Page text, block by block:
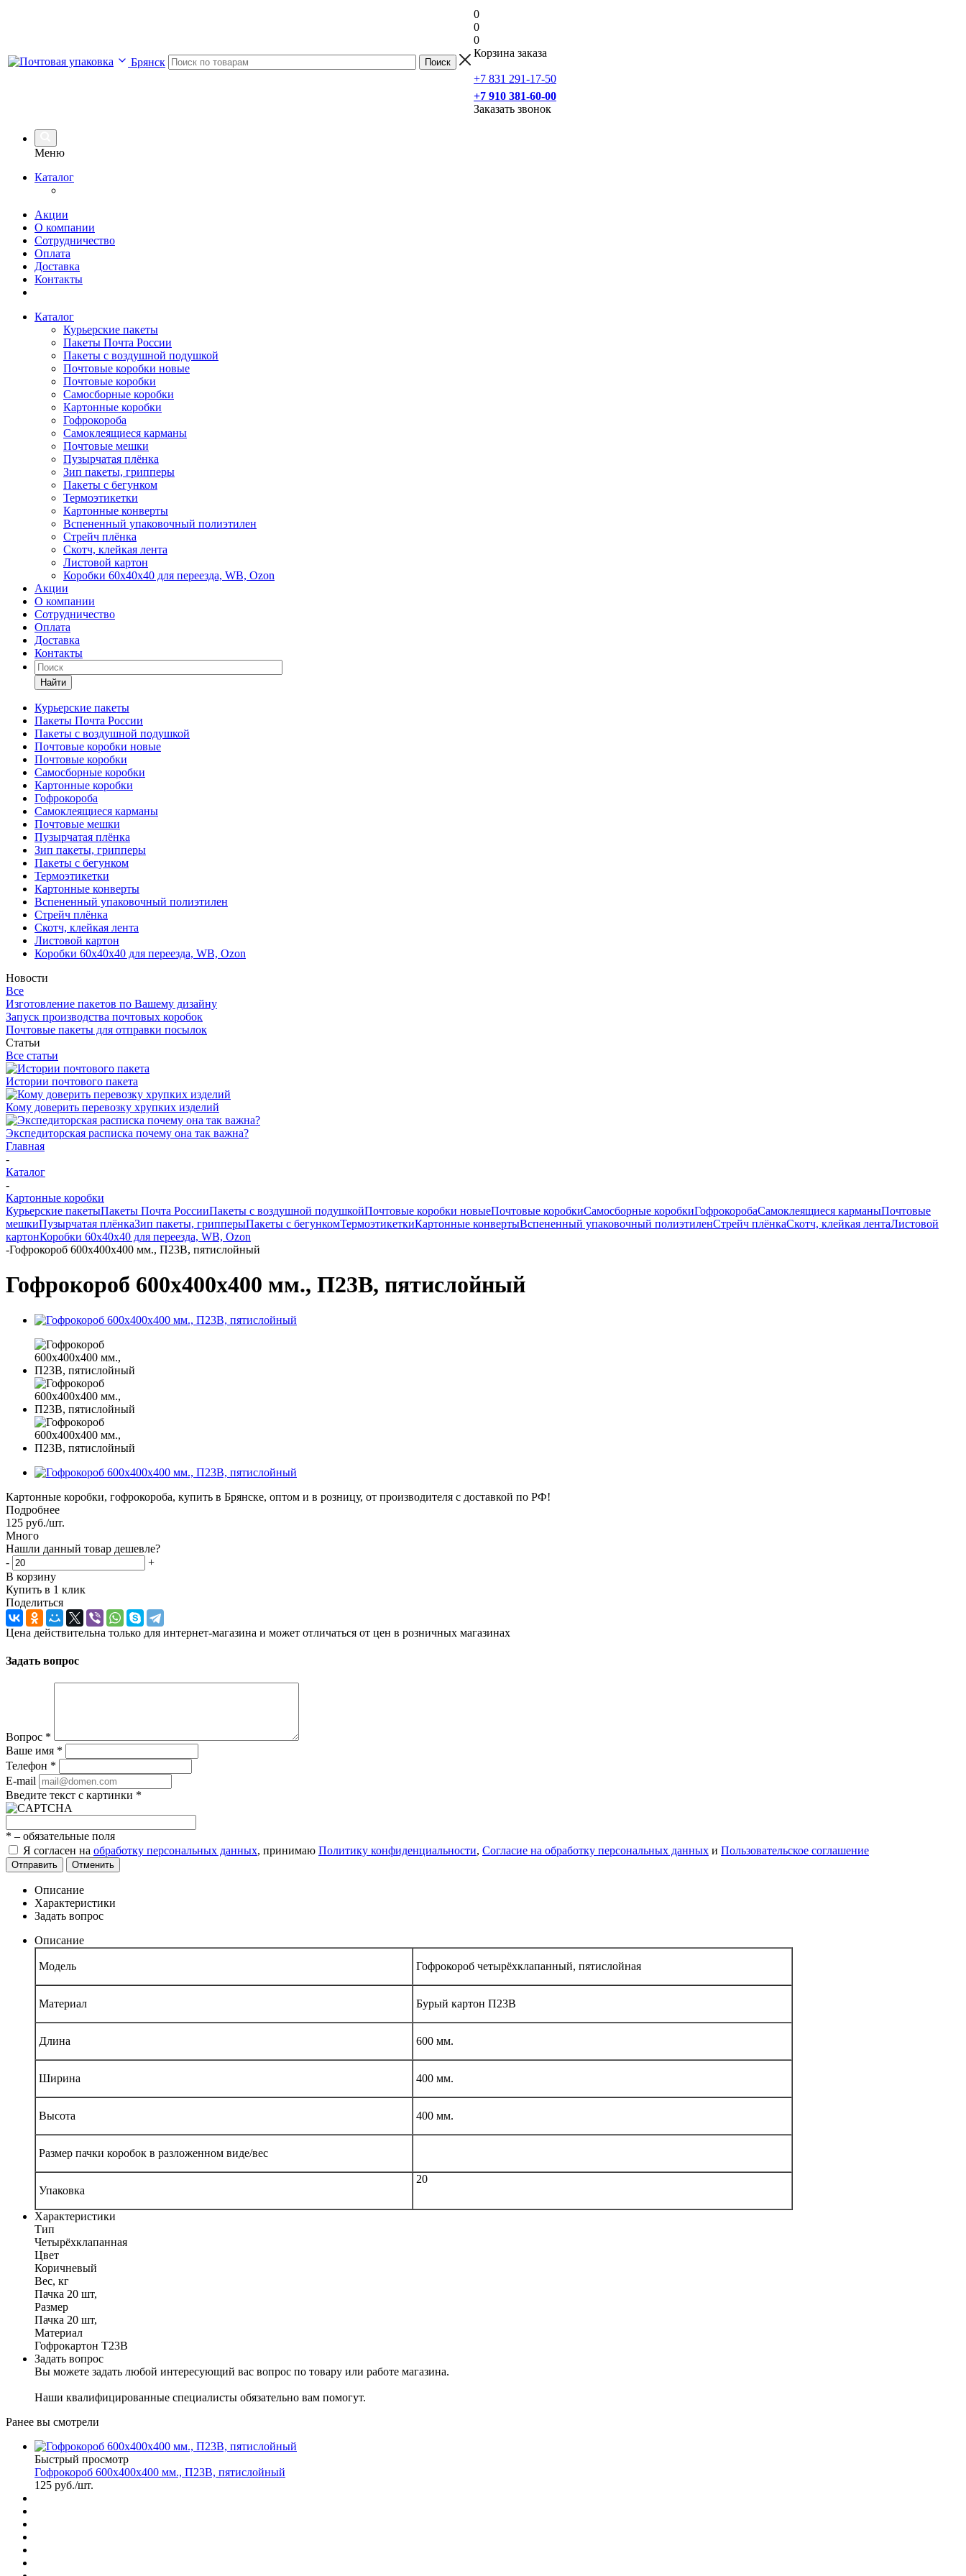
Брянск
0
0
0
Корзина заказа
+7 831 291-17-50
+7 910 381-60-00
Заказать звонок
Меню
Каталог
Акции
О компании
Сотрудничество
Оплата
Доставка
Контакты
Каталог
Курьерские пакеты
Пакеты Почта России
Пакеты с воздушной подушкой
Почтовые коробки новые
Почтовые коробки
Самосборные коробки
Картонные коробки
Гофрокороба
Самоклеящиеся карманы
Почтовые мешки
Пузырчатая плёнка
Зип пакеты, грипперы
Пакеты с бегунком
Термоэтикетки
Картонные конверты
Вспененный упаковочный полиэтилен
Стрейч плёнка
Скотч, клейкая лента
Листовой картон
Коробки 60х40х40 для переезда, WB, Ozon
Акции
О компании
Сотрудничество
Оплата
Доставка
Контакты
Найти
Курьерские пакеты
Пакеты Почта России
Пакеты с воздушной подушкой
Почтовые коробки новые
Почтовые коробки
Самосборные коробки
Картонные коробки
Гофрокороба
Самоклеящиеся карманы
Почтовые мешки
Пузырчатая плёнка
Зип пакеты, грипперы
Пакеты с бегунком
Термоэтикетки
Картонные конверты
Вспененный упаковочный полиэтилен
Стрейч плёнка
Скотч, клейкая лента
Листовой картон
Коробки 60х40х40 для переезда, WB, Ozon
Новости
Все
Изготовление пакетов по Вашему дизайну
Запуск производства почтовых коробок
Почтовые пакеты для отправки посылок
Статьи
Все статьи
Истории почтового пакета
Кому доверить перевозку хрупких изделий
Экспедиторская расписка почему она так важна?
Главная
-
Каталог
-
Картонные коробки
Курьерские пакетыПакеты Почта РоссииПакеты с воздушной подушкойПочтовые коробки новыеПочтовые коробкиСамосборные коробкиГофрокоробаСамоклеящиеся карманыПочтовые
мешкиПузырчатая плёнкаЗип пакеты, грипперыПакеты с бегункомТермоэтикеткиКартонные конвертыВспененный упаковочный полиэтиленСтрейч плёнкаСкотч, клейкая лентаЛистовой
картонКоробки 60х40х40 для переезда, WB, Ozon
-Гофрокороб 600х400х400 мм., П23В, пятислойный
Гофрокороб 600х400х400 мм., П23В, пятислойный
Картонные коробки, гофрокороба, купить в Брянске, оптом и в розницу, от производителя с доставкой по РФ!
Подробнее
125 руб./шт.
Много
Нашли данный товар дешевле?
-
+
В корзину
Купить в 1 клик
Поделиться
Цена действительна только для интернет-магазина и может отличаться от цен в розничных магазинах
Задать вопрос
Вопрос *
Ваше имя *
Телефон *
E-mail
Введите текст с картинки *
* – обязательные поля
Я согласен на обработку персональных данных, принимаю Политику конфиденциальности, Согласие на обработку персональных данных и Пользовательское соглашение
Отправить Отменить
Описание
Характеристики
Задать вопрос
Описание
Модель Гофрокороб четырёхклапанный, пятислойная
Материал Бурый картон П23В
Длина 600 мм.
Ширина 400 мм.
Высота 400 мм.
Размер пачки коробок в разложенном виде/вес
Упаковка
20
Характеристики
Тип
Четырёхклапанная
Цвет
Коричневый
Вес, кг
Пачка 20 шт,
Размер
Пачка 20 шт,
Материал
Гофрокартон Т23В
Задать вопрос
Вы можете задать любой интересующий вас вопрос по товару или работе магазина.
Наши квалифицированные специалисты обязательно вам помогут.
Ранее вы смотрели
Быстрый просмотр
Гофрокороб 600х400х400 мм., П23В, пятислойный
125 руб./шт.